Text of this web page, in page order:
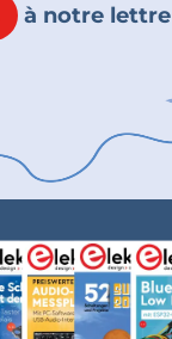
à notre lettre